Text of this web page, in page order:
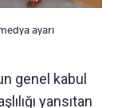
ayarı
genel kabul
yansıtan